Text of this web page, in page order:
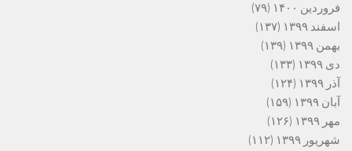
فروردین ۱۴۰۰
(۷۹)
اسفند ۱۳۹۹
(۱۳۷)
بهمن ۱۳۹۹
(۱۳۹)
دی ۱۳۹۹
(۱۳۳)
آذر ۱۳۹۹
(۱۲۴)
آبان ۱۳۹۹
(۱۵۹)
مهر ۱۳۹۹
(۱۲۶)
شهریور ۱۳۹۹
(۱۱۲)